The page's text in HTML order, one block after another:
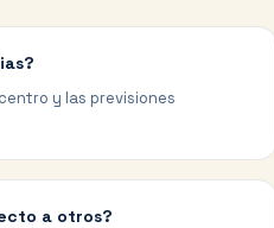
y las previsiones
a otros?